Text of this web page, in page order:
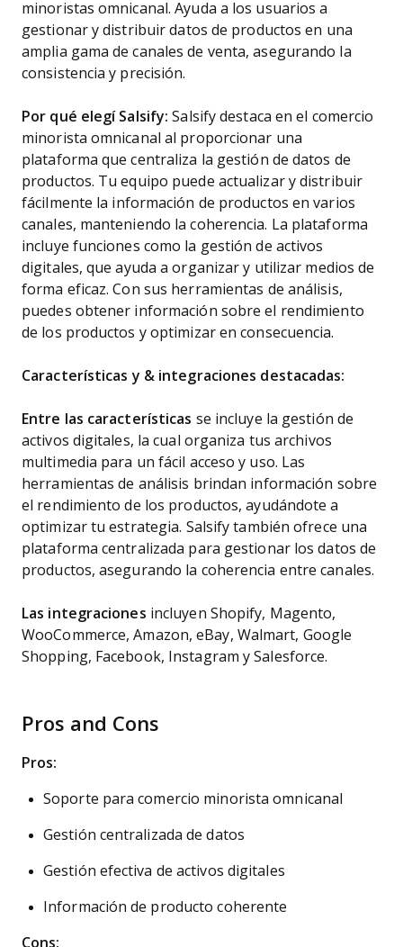
minoristas omnicanal. Ayuda a los usuarios a
gestionar y distribuir datos de productos en una
amplia gama de canales de venta, asegurando la
consistencia y precisión.
Por qué elegí Salsify: Salsify destaca en el comercio
minorista omnicanal al proporcionar una
plataforma que centraliza la gestión de datos de
productos. Tu equipo puede actualizar y distribuir
fácilmente la información de productos en varios
canales, manteniendo la coherencia. La plataforma
incluye funciones como la gestión de activos
digitales, que ayuda a organizar y utilizar medios de
forma eficaz. Con sus herramientas de análisis,
puedes obtener información sobre el rendimiento
de los productos y optimizar en consecuencia.
Características y &integraciones destacadas:
Entre las características se incluye la gestión de
activos digitales, la cual organiza tus archivos
multimedia para un fácil acceso y uso. Las
herramientas de análisis brindan información sobre
el rendimiento de los productos, ayudándote a
optimizar tu estrategia. Salsify también ofrece una
plataforma centralizada para gestionar los datos de
productos, asegurando la coherencia entre canales.
Las integraciones incluyen Shopify, Magento,
WooCommerce, Amazon, eBay, Walmart, Google
Shopping, Facebook, Instagram y Salesforce.
Pros and Cons
Pros:
Soporte para comercio minorista omnicanal
Gestión centralizada de datos
Gestión efectiva de activos digitales
Información de producto coherente
Cons: